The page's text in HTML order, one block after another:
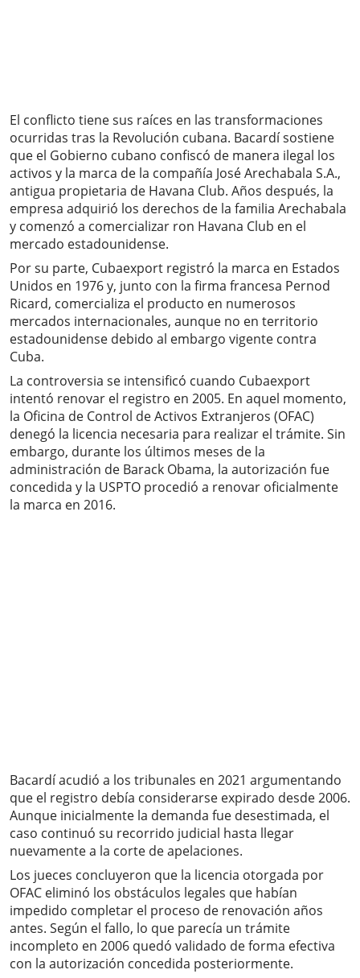
El conflicto tiene sus raíces en las transformaciones
ocurridas tras la Revolución cubana. Bacardí sostiene
que el Gobierno cubano confiscó de manera ilegal los
activos y la marca de la compañía José Arechabala S.A.,
antigua propietaria de Havana Club. Años después, la
empresa adquirió los derechos de la familia Arechabala
y comenzó a comercializar ron Havana Club en el
mercado estadounidense.
Por su parte, Cubaexport registró la marca en Estados
Unidos en 1976 y, junto con la firma francesa Pernod
Ricard, comercializa el producto en numerosos
mercados internacionales, aunque no en territorio
estadounidense debido al embargo vigente contra
Cuba.
La controversia se intensificó cuando Cubaexport
intentó renovar el registro en 2005. En aquel momento,
la Oficina de Control de Activos Extranjeros (OFAC)
denegó la licencia necesaria para realizar el trámite. Sin
embargo, durante los últimos meses de la
administración de Barack Obama, la autorización fue
concedida y la USPTO procedió a renovar oficialmente
la marca en 2016.
Bacardí acudió a los tribunales en 2021 argumentando
que el registro debía considerarse expirado desde 2006.
Aunque inicialmente la demanda fue desestimada, el
caso continuó su recorrido judicial hasta llegar
nuevamente a la corte de apelaciones.
Los jueces concluyeron que la licencia otorgada por
OFAC eliminó los obstáculos legales que habían
impedido completar el proceso de renovación años
antes. Según el fallo, lo que parecía un trámite
incompleto en 2006 quedó validado de forma efectiva
con la autorización concedida posteriormente.